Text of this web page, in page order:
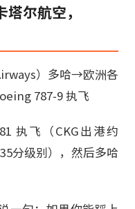
尔航空，
）多哈→欧洲各
787-9 执飞
执飞（CKG出港约
分级别），然后多哈